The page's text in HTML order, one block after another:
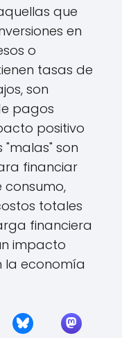
que
en
o
tasas de
son
pagos
positivo
son
financiar
consumo,
totales
financiera
impacto
la economía